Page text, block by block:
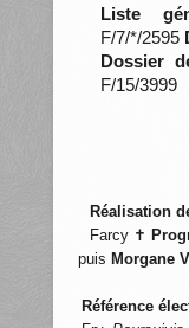
Liste
F/7/*/2595
Dossier
F/15/3999
Réalisation
Farcy ✝
puis Morgane
Référence